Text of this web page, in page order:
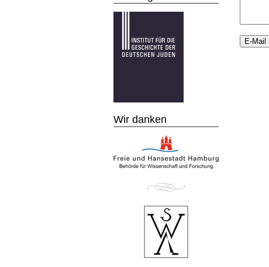
Wir danken